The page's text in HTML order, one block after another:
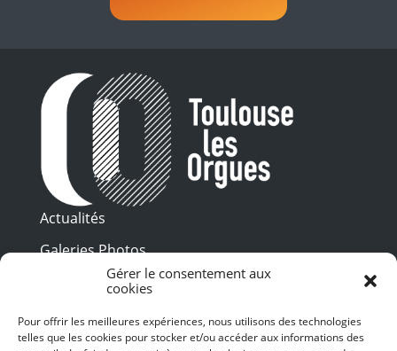
Gérer le consentement aux
cookies
Pour offrir les meilleures expériences, nous utilisons des technologies
telles que les cookies pour stocker et/ou accéder aux informations des
Actualités
Galeries Photos
Vidéothèque
Presse
Billetterie